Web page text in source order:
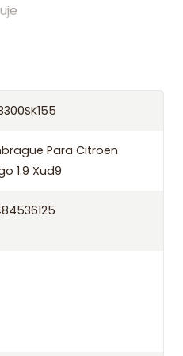
desde 2019,
Para Citroen
1.9 Xud9